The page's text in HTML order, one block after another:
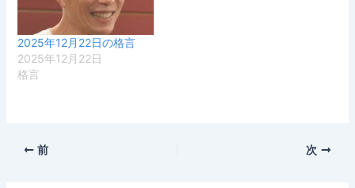
2025年12月22日の格言
2025年12月22日
格言
前 次